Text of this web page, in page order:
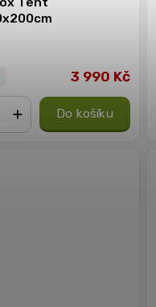
3 990 Kč
Do košíku